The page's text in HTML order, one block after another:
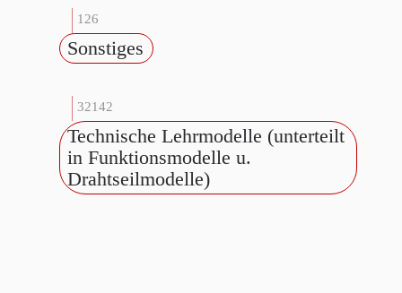
126
Sonstiges
32142
Technische Lehrmodelle (unterteilt
in Funktionsmodelle u.
Drahtseilmodelle)